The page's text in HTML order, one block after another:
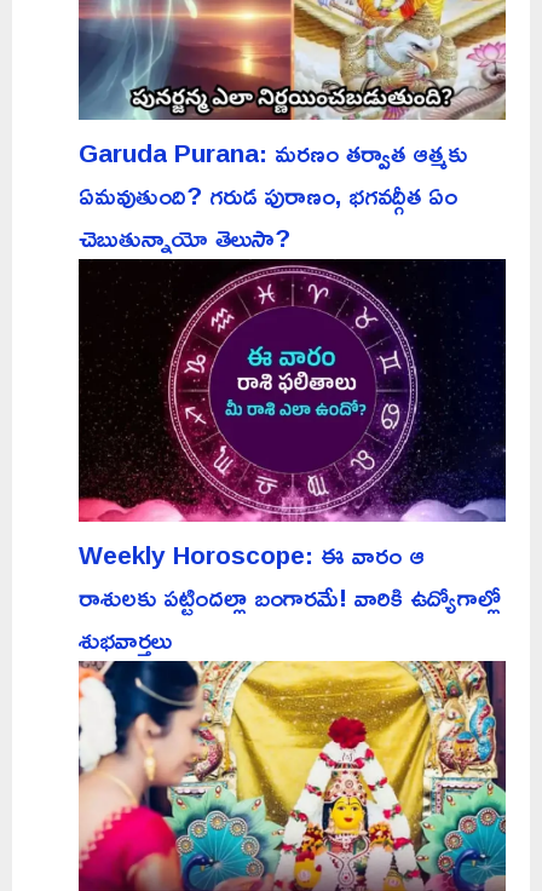
Garuda Purana: మరణం తర్వాత ఆత్మకు
ఏమవుతుంది? గరుడ పురాణం, భగవద్గీత ఏం
చెబుతున్నాయో తెలుసా?
Weekly Horoscope: ఈ వారం ఆ
రాశులకు పట్టిందల్లా బంగారమే! వారికి ఉద్యోగాల్లో
శుభవార్తలు